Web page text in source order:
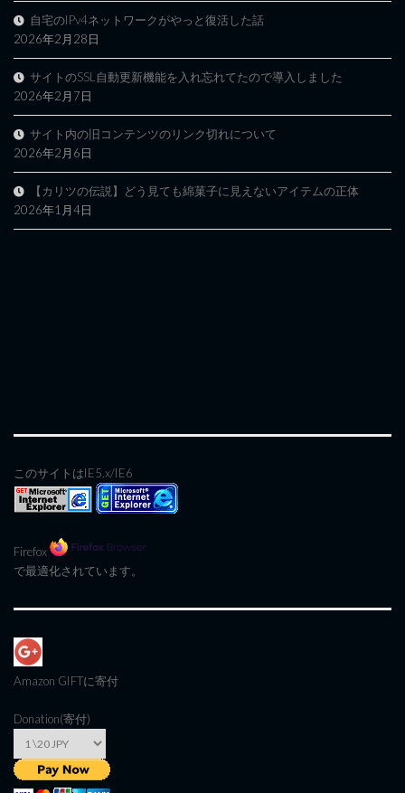
自宅のIPv4ネットワークがやっと復活した話
2026年2月28日
サイトのSSL自動更新機能を入れ忘れてたので導入しました
2026年2月7日
サイト内の旧コンテンツのリンク切れについて
2026年2月6日
【カリツの伝説】どう見ても綿菓子に見えないアイテムの正体
2026年1月4日
このサイトはIE5.x/IE6
Firefox
で最適化されています。
Amazon GIFTに寄付
Donation(寄付)